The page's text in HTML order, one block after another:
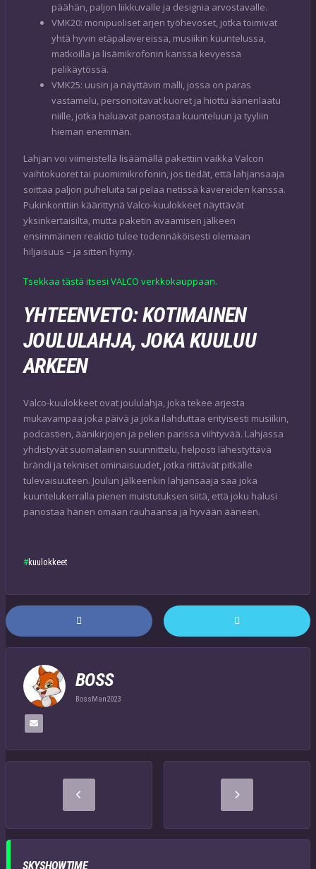
päähän, paljon liikkuvalle ja designia arvostavalle.
VMK20: monipuoliset arjen työhevoset, jotka toimivat
yhtä hyvin etäpalavereissa, musiikin kuuntelussa,
matkoilla ja lisämikrofonin kanssa kevyessä
pelikäytössä.
VMK25: uusin ja näyttävin malli, jossa on paras
vastamelu, personoitavat kuoret ja hiottu äänenlaatu
niille, jotka haluavat panostaa kuunteluun ja tyyliin
hieman enemmän.
Lahjan voi viimeistellä lisäämällä pakettiin vaikka Valcon
vaihtokuoret tai puomimikrofonin, jos tiedät, että lahjansaaja
soittaa paljon puheluita tai pelaa netissä kavereiden kanssa.
Pukinkonttiin käärittynä Valco-kuulokkeet näyttävät
yksinkertaisilta, mutta paketin avaamisen jälkeen
ensimmäinen reaktio tulee todennäköisesti olemaan
hiljaisuus – ja sitten hymy.
Tsekkaa tästä itsesi VALCO verkkokauppaan.
YHTEENVETO: KOTIMAINEN
JOULULAHJA, JOKA KUULUU
ARKEEN
Valco-kuulokkeet ovat joululahja, joka tekee arjesta
mukavampaa joka päivä ja joka ilahduttaa erityisesti musiikin,
podcastien, äänikirjojen ja pelien parissa viihtyvää. Lahjassa
yhdistyvät suomalainen suunnittelu, helposti lähestyttävä
brändi ja tekniset ominaisuudet, jotka riittävät pitkälle
tulevaisuuteen. Joulun jälkeenkin lahjansaaja saa joka
kuuntelukerralla pienen muistutuksen siitä, että joku halusi
panostaa hänen omaan rauhaansa ja hyvään ääneen.
kuulokkeet
BOSS
BossMan2023
SKYSHOWTIME